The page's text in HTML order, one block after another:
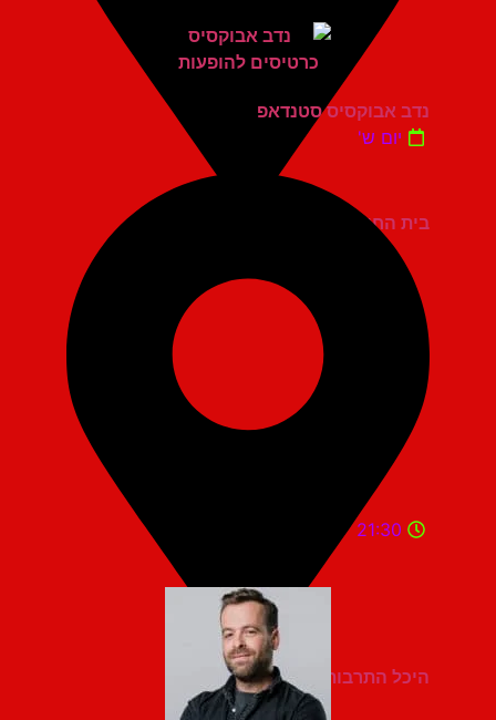
בית החייל תל אביב
נדב אבוקסיס סטנדאפ
יום ש'
היכל התרבות מעלות תרשיחא
21:30